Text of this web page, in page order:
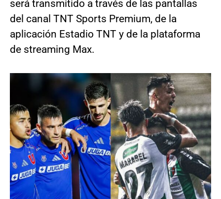
será transmitido a través de las pantallas
del canal TNT Sports Premium, de la
aplicación Estadio TNT y de la plataforma
de streaming Max.